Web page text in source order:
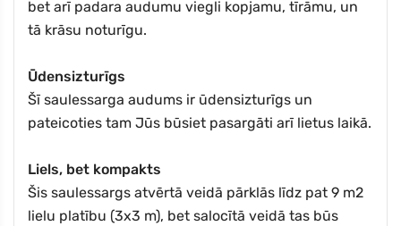
bet arī padara audumu viegli kopjamu, tīrāmu, un
tā krāsu noturīgu.
Ūdensizturīgs
Šī saulessarga audums ir ūdensizturīgs un
pateicoties tam Jūs būsiet pasargāti arī lietus laikā.
Liels, bet kompakts
Šis saulessargs atvērtā veidā pārklās līdz pat 9 m2
lielu platību (3x3 m), bet salocītā veidā tas būs